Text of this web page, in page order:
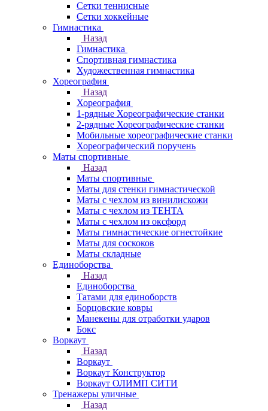
Сетки теннисные
Сетки хоккейные
Гимнастика
Назад
Гимнастика
Спортивная гимнастика
Художественная гимнастика
Хореография
Назад
Хореография
1-рядные Хореографические станки
2-рядные Хореографические станки
Мобильные хореографические станки
Хореографический поручень
Маты спортивные
Назад
Маты спортивные
Маты для стенки гимнастической
Маты с чехлом из винилискожи
Маты с чехлом из ТЕНТА
Маты с чехлом из оксфорд
Маты гимнастические огнестойкие
Маты для соскоков
Маты складные
Единоборства
Назад
Единоборства
Татами для единоборств
Борцовские ковры
Манекены для отработки ударов
Бокс
Воркаут
Назад
Воркаут
Воркаут Конструктор
Воркаут ОЛИМП СИТИ
Тренажеры уличные
Назад